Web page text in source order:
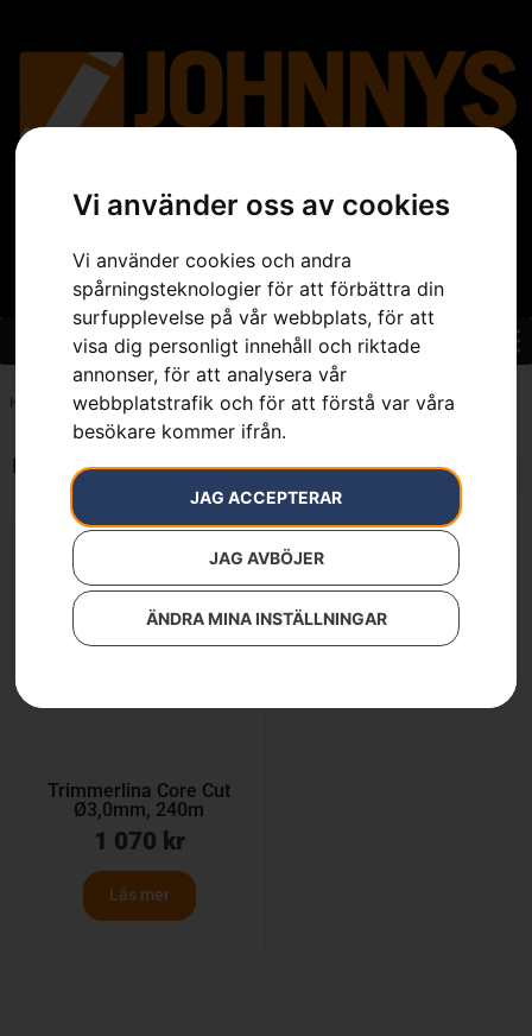
Vi använder oss av cookies
Vi använder cookies och andra
spårningsteknologier för att förbättra din
surfupplevelse på vår webbplats, för att
visa dig personligt innehåll och riktade
annonser, för att analysera vår
webbplatstrafik och för att förstå var våra
besökare kommer ifrån.
JAG ACCEPTERAR
JAG AVBÖJER
ÄNDRA MINA INSTÄLLNINGAR
Hem 7392930300507
Endast ett sökresultat
Trimmerlina Core Cut
Ø3,0mm, 240m
1 070 kr
Läs mer